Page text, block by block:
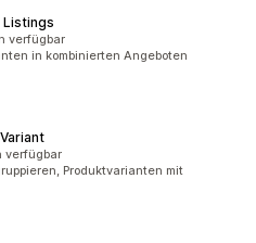
Listings
verfügbar
in kombinierten Angeboten
verfügbar
Produktvarianten mit